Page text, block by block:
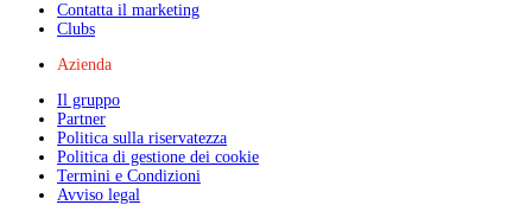
Contatta il marketing
Clubs
Azienda
Il gruppo
Partner
Politica sulla riservatezza
Politica di gestione dei cookie
Termini e Condizioni
Avviso legal